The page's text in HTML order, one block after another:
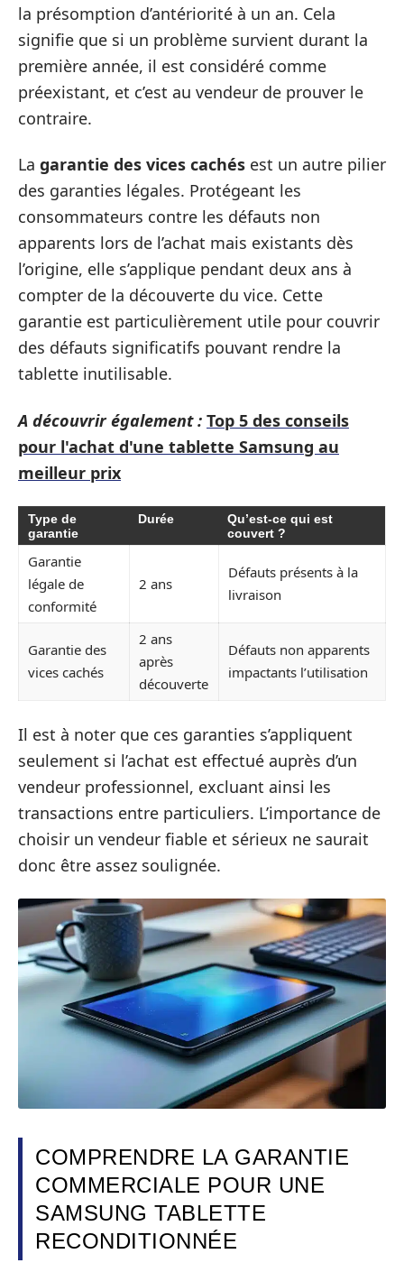
la présomption d’antériorité à un an. Cela
signifie que si un problème survient durant la
première année, il est considéré comme
préexistant, et c’est au vendeur de prouver le
contraire.
La garantie des vices cachés est un autre pilier
des garanties légales. Protégeant les
consommateurs contre les défauts non
apparents lors de l’achat mais existants dès
l’origine, elle s’applique pendant deux ans à
compter de la découverte du vice. Cette
garantie est particulièrement utile pour couvrir
des défauts significatifs pouvant rendre la
tablette inutilisable.
A découvrir également : Top 5 des conseils
pour l'achat d'une tablette Samsung au
meilleur prix
Type de
garantie
Durée
Qu’est-ce qui est
couvert ?
Garantie
légale de
conformité
2 ans
Défauts présents à la
livraison
Garantie des
vices cachés
2 ans
après
découverte
Défauts non apparents
impactants l’utilisation
Il est à noter que ces garanties s’appliquent
seulement si l’achat est effectué auprès d’un
vendeur professionnel, excluant ainsi les
transactions entre particuliers. L’importance de
choisir un vendeur fiable et sérieux ne saurait
donc être assez soulignée.
COMPRENDRE LA GARANTIE
COMMERCIALE POUR UNE
SAMSUNG TABLETTE
RECONDITIONNÉE